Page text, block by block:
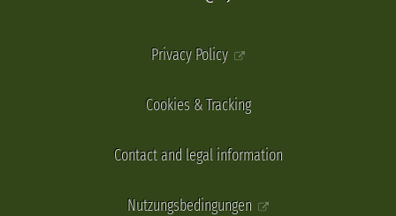
Privacy Policy
Cookies & Tracking
Contact and legal information
Nutzungsbedingungen